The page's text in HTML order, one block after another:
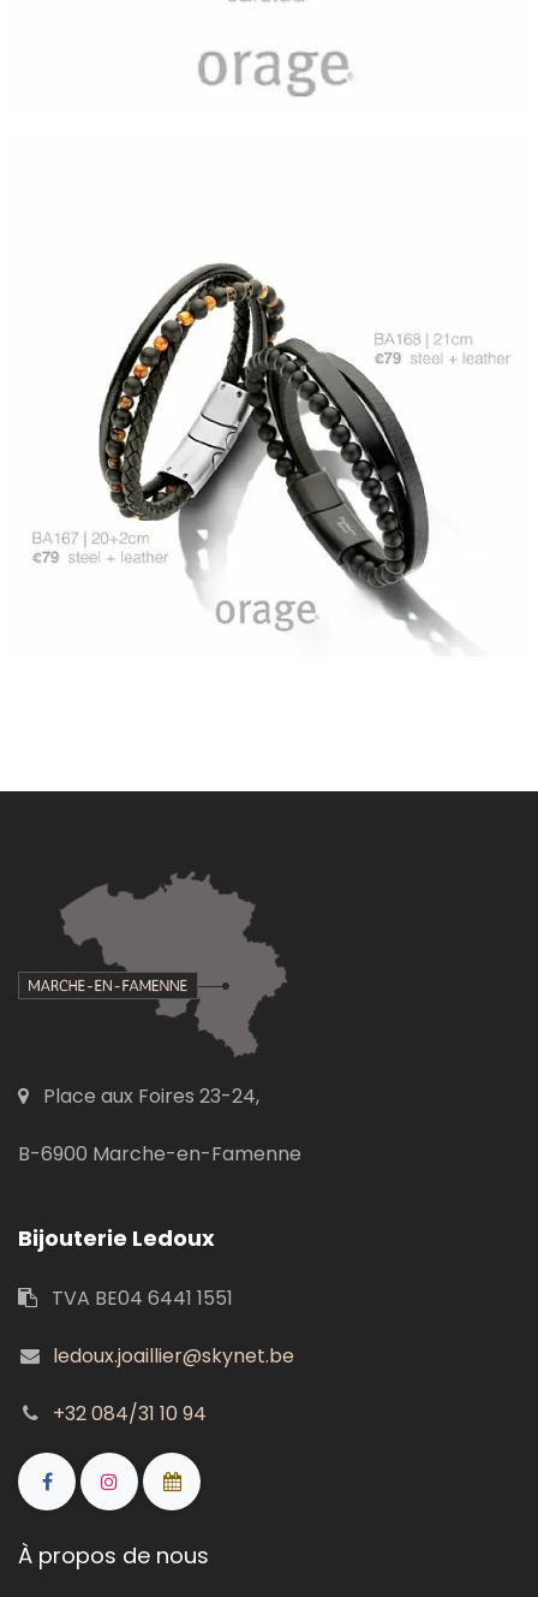
Place aux Foires 23-24,
B-6900 Marche-en-Famenne
Bijouterie Ledoux
TVA BE04 6441 1551
ledoux.joaillier@skynet.be
+32 084/31 10 94
À propos de nous